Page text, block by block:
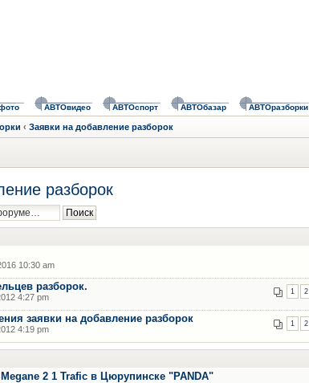
АВТОвидео АВТОспорт АВТОбазар АВТОразборки
‹ Заявки на добавление разборок
разборок
10:30 am
разборок. 1 2
4:27 pm
заявки на добавление разборок 1 2
4:19 pm
2 1 Trafic в Цюрупинске "PANDA"